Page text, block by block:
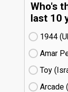
Who's
last 10
1944
Amar
Toy
Arcade